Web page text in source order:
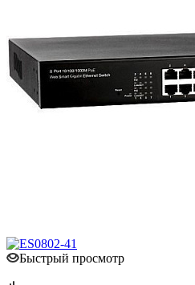
Быстрый просмотр